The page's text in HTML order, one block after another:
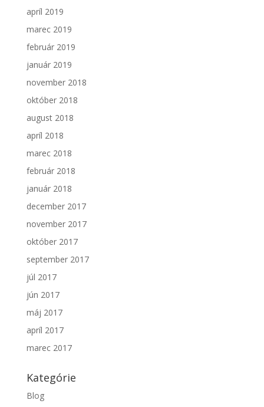
apríl 2019
marec 2019
február 2019
január 2019
november 2018
október 2018
august 2018
apríl 2018
marec 2018
február 2018
január 2018
december 2017
november 2017
október 2017
september 2017
júl 2017
jún 2017
máj 2017
apríl 2017
marec 2017
Kategórie
Blog